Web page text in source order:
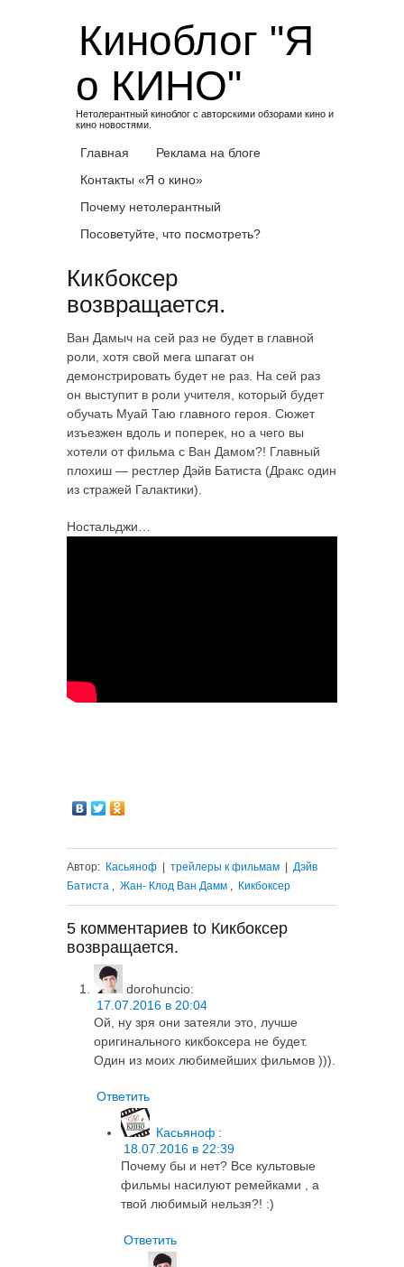
Киноблог "Я
о КИНО"
Нетолерантный киноблог с авторскими обзорами кино и
кино новостями.
Главная
Реклама на блоге
Контакты «Я о кино»
Почему нетолерантный
Посоветуйте, что посмотреть?
Кикбоксер
возвращается.
Ван Дамыч на сей раз не будет в главной
роли, хотя свой мега шпагат он
демонстрировать будет не раз. На сей раз
он выступит в роли учителя, который будет
обучать Муай Таю главного героя. Сюжет
изъезжен вдоль и поперек, но а чего вы
хотели от фильма с Ван Дамом?! Главный
плохиш — рестлер Дэйв Батиста (Дракс один
из стражей Галактики).
Ностальджи…
Автор: Касьяноф | трейлеры к фильмам | Дэйв
Батиста
Жан- Клод Ван Дамм Кикбоксер
5 комментариев to Кикбоксер
возвращается.
dorohuncio:
17.07.2016 в 20:04
Ой, ну зря они затеяли это, лучше
оригинального кикбоксера не будет.
Один из моих любимейших фильмов ))).
Ответить
Касьяноф :
18.07.2016 в 22:39
Почему бы и нет? Все культовые
фильмы насилуют ремейками , а
твой любимый нельзя?! :)
Ответить